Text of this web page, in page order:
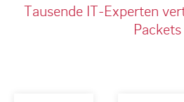
Tausende IT-Experten
Packets